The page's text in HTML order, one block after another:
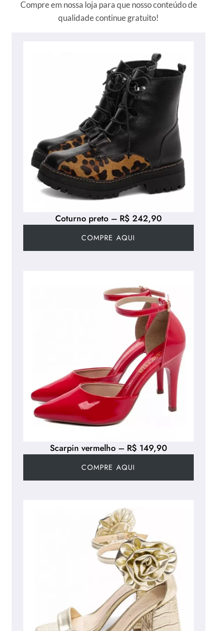
Compre em nossa loja para que nosso conteúdo de
qualidade continue gratuito!
Coturno preto – R$ 242,90
COMPRE AQUI
Scarpin vermelho – R$ 149,90
COMPRE AQUI